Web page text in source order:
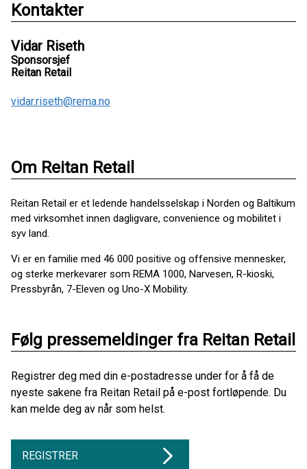
Kontakter
Vidar Riseth
Sponsorsjef
Reitan Retail
vidar.riseth@rema.no
Om Reitan Retail
Reitan Retail er et ledende handelsselskap i Norden og Baltikum
med virksomhet innen dagligvare, convenience og mobilitet i
syv land.
Vi er en familie med 46 000 positive og offensive mennesker,
og sterke merkevarer som REMA 1000, Narvesen, R-kioski,
Pressbyrån, 7-Eleven og Uno-X Mobility.
Følg pressemeldinger fra Reitan Retail
Registrer deg med din e-postadresse under for å få de
nyeste sakene fra Reitan Retail på e-post fortløpende. Du
kan melde deg av når som helst.
REGISTRER